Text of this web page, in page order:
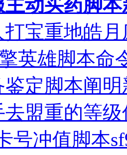
动买药脚
宝重地皓月
英雄脚本命
定脚本阐
盟重的等
号冲值脚本